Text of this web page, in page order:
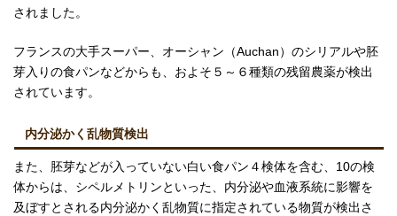
されました。
フランスの大手スーパー、オーシャン（Auchan）のシリアルや胚
芽入りの食パンなどからも、およそ５～６種類の残留農薬が検出
されています。
内分泌かく乱物質検出
また、胚芽などが入っていない白い食パン４検体を含む、10の検
体からは、シペルメトリンといった、内分泌や血液系統に影響を
及ぼすとされる内分泌かく乱物質に指定されている物質が検出さ